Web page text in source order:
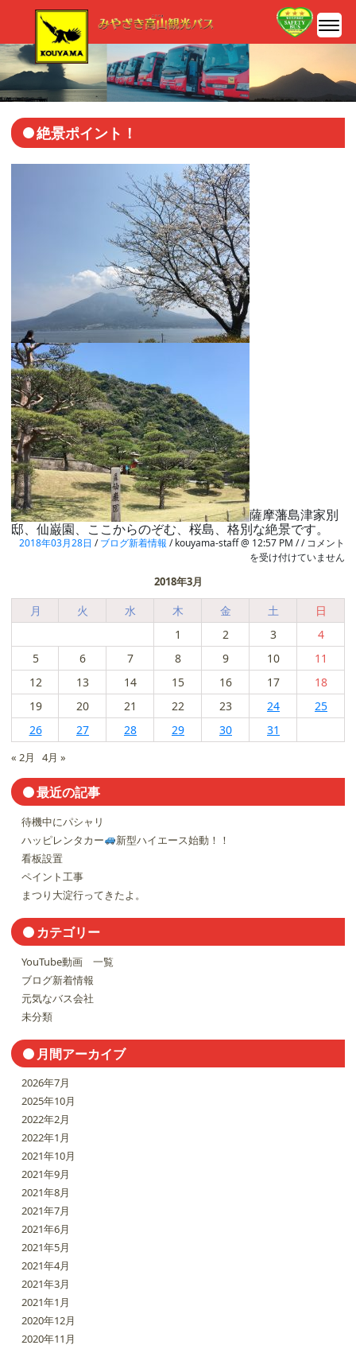
絶景ポイント！
薩摩藩島津家別
邸、仙巌園、ここからのぞむ、桜島、格別な絶景です。
2018年03月28日 /ブログ新着情報 / kouyama-staff @ 12:57 PM / / 絶
景
ン
ト！
コメント
を受け付けていません
2018年3月
月 火 水 木 金 土
日
1
2 3
4
5
6 7 8 9 10
11
12
13 14 15 16 17
18
19
20 21 22 23 24
25
26
27 28 29 30 31
« 2月 4月 »
最近の記事
待機中にパシャリ
ハッピレンタカー
新型ハイエース始動！！
看板設置
ペイント工事
まつり大淀行ってきたよ。
カテゴリー
YouTube動画 一覧
ブログ新着情報
元気なバス会社
未分類
月間アーカイブ
2026年7月
2025年10月
2022年2月
2022年1月
2021年10月
2021年9月
2021年8月
2021年7月
2021年6月
2021年5月
2021年4月
2021年3月
2021年1月
2020年12月
2020年11月